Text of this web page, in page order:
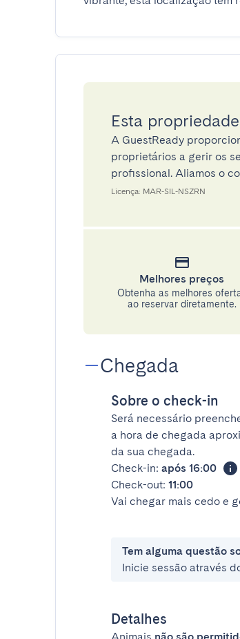
Esta
A GuestReady
proprietários a gerir os
profissional. Aliamos o
Licença: MAR-SIL-NSZRN
Melhores preços
Obtenha as melhores
ao reservar diretamente.
Chegada
Sobre o check-in
Será necessário
a hora de chegada
da sua chegada.
Check-in: após 16:00
Check-out: 11:00
Vai chegar mais cedo e
Tem alguma questão
Inicie sessão através
Detalhes